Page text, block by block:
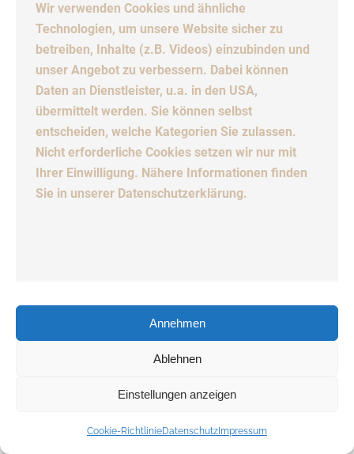
Wir verwenden Cookies und ähnliche
Technologien, um unsere Website sicher zu
betreiben, Inhalte (z.B. Videos) einzubinden und
unser Angebot zu verbessern. Dabei können
Daten an Dienstleister, u.a. in den USA,
übermittelt werden. Sie können selbst
entscheiden, welche Kategorien Sie zulassen.
Nicht erforderliche Cookies setzen wir nur mit
Ihrer Einwilligung. Nähere Informationen finden
Sie in unserer Datenschutzerklärung.
Annehmen
Ablehnen
Einstellungen anzeigen
Cookie-RichtlinieDatenschutz Impressum
Wie darf ich Ihnen helfen?